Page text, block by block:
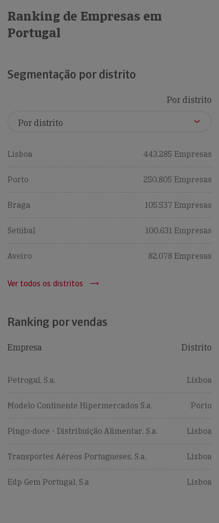
Ranking de Empresas em
Portugal
Segmentação por distrito
Por distrito
Lisboa 443,285 Empresas
Porto 250,805 Empresas
Braga 105,537 Empresas
Setúbal 100,631 Empresas
Aveiro 82,078 Empresas
Ver todos os distritos
Ranking por vendas
Empresa Distrito
Petrogal, S.a. Lisboa
Modelo Continente Hipermercados S.a. Porto
Pingo-doce - Distribuição Alimentar, S.a. Lisboa
Transportes Aéreos Portugueses, S.a. Lisboa
Edp Gem Portugal, S.a Lisboa